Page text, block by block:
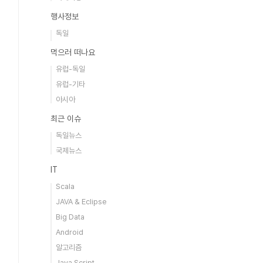
행사정보
독일
먹으러 떠나요
유럽-독일
유럽-기타
아시아
최근 이슈
독일뉴스
국제뉴스
IT
Scala
JAVA & Eclipse
Big Data
Android
알고리즘